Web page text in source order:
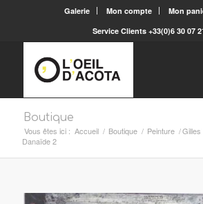
Galerie Mon compte Mon
Service Clients +33(0)6 30 07
Boutique
Vous êtes ici : Accueil / Boutique / Peinture /Gilles
Danaïde 2